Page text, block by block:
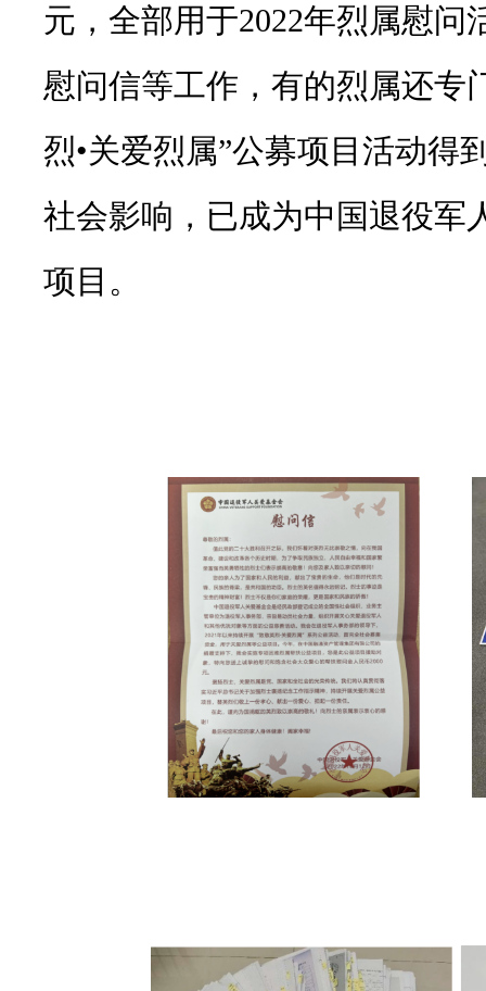
元，全部用于2022年烈属慰
慰问信等工作，有的烈属还专
烈•关爱烈属”公募项目活动得
社会影响，已成为中国退役军
项目。